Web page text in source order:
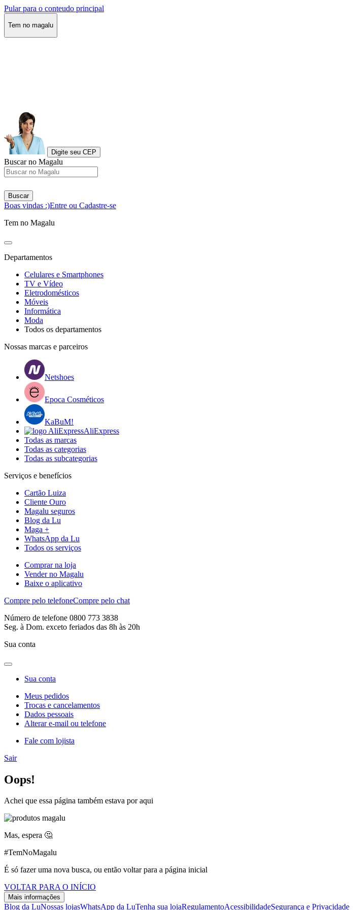
Pular para o conteudo principal
Tem no magalu
Digite seu CEP
Buscar no Magalu
Buscar
Boas vindas :)Entre ou Cadastre-se
Tem no Magalu
Departamentos
Celulares e Smartphones
TV e Vídeo
Eletrodomésticos
Móveis
Informática
Moda
Todos os departamentos
Nossas marcas e parceiros
Netshoes
Epoca Cosméticos
KaBuM!
AliExpress
Todas as marcas
Todas as categorias
Todas as subcategorias
Serviços e benefícios
Cartão Luiza
Cliente Ouro
Magalu seguros
Blog da Lu
Maga +
WhatsApp da Lu
Todos os serviços
Comprar na loja
Vender no Magalu
Baixe o aplicativo
Compre pelo telefoneCompre pelo chat
Número de telefone 0800 773 3838
Seg. à Dom. exceto feriados das 8h às 20h
Sua conta
Sua conta
Meus pedidos
Trocas e cancelamentos
Dados pessoais
Alterar e-mail ou telefone
Fale com lojista
Sair
Oops!
Achei que essa página também estava por aqui
Mas, espera 🤔
#TemNoMagalu
É só fazer uma nova busca, ou então voltar para a página inicial
VOLTAR PARA O INÍCIO
Mais informações
Blog da LuNossas lojasWhatsApp da LuTenha sua lojaRegulamentoAcessibilidadeSegurança e Privacidade